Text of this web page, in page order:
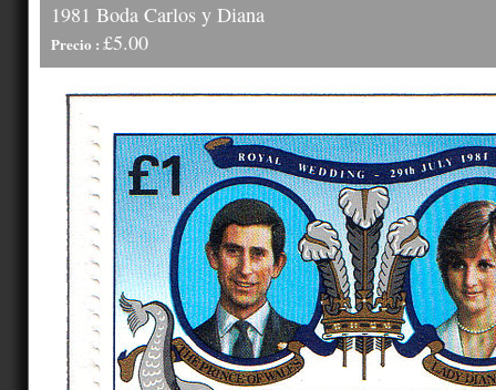
1981 Boda Carlos y Diana
Precio : £5.00